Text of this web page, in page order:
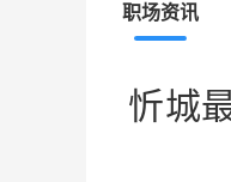
职场资讯
忻城